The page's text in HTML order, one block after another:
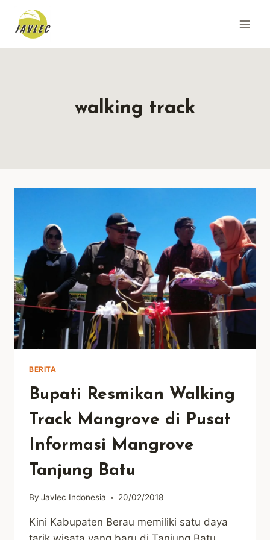
content
walking track
BERITA
Bupati Resmikan Walking
Track Mangrove di Pusat
Informasi Mangrove
Tanjung Batu
By Javlec Indonesia 20/02/2018
Kini Kabupaten Berau memiliki satu daya